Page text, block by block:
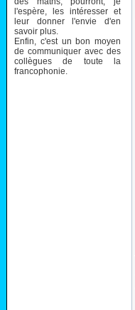
l'espère, les intéresser et
leur donner l'envie d'en
savoir plus.
Enfin, c'est un bon moyen
de communiquer avec des
collègues de toute la
francophonie.